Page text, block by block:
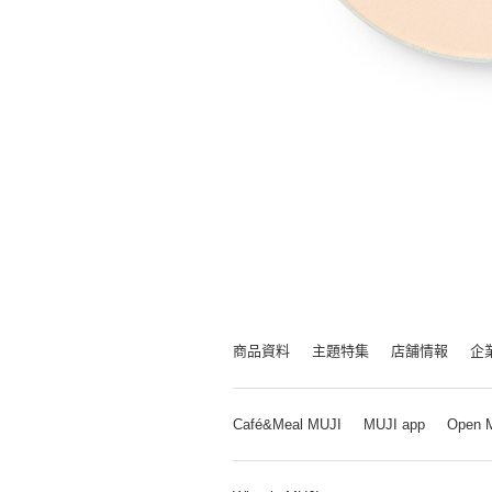
商品資料 主題特集 店舗情報 企
Café&Meal MUJI MUJI app Open